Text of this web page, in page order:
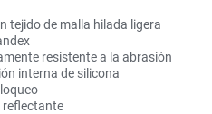
tejido de malla hilada ligera
resistente a la abrasión
interna de silicona
reflectante